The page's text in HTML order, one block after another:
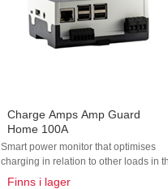
Charge Amps Amp Guard
Home 100A
Smart power monitor that optimises
charging in relation to other loads in
property.
Finns i lager